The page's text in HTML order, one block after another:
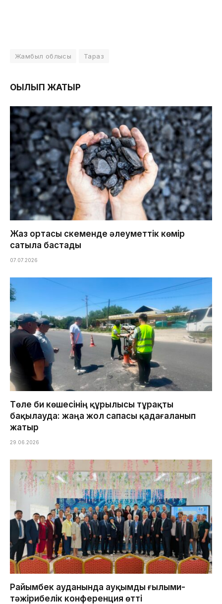
Жамбыл облысы Тараз
ОҚЫЛЫП ЖАТЫР
Жаз ортасы Өскеменде әлеуметтік көмір
сатыла бастады
07.07.2026
Төле би көшесінің құрылысы тұрақты
бақылауда: жаңа жол сапасы қадағаланып
жатыр
29.06.2026
Райымбек ауданында ауқымды ғылыми-
тәжірибелік конференция өтті